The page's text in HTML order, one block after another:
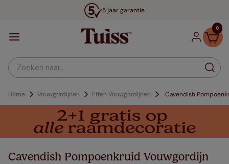
5 jaar garantie
0
Zoeken naar...
Home Vouwgordijnen Effen Vouwgordijnen Cavendish
Cavendish Pompoenkruid Vouwgordijn